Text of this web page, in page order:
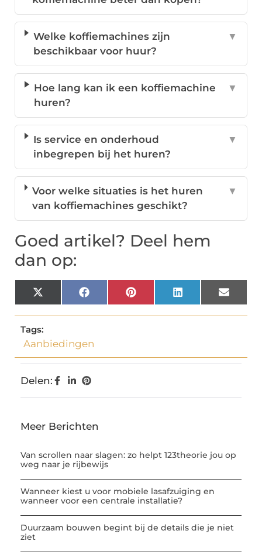
Welke koffiemachines zijn
beschikbaar voor huur?
▼
Hoe lang kan ik een koffiemachine
huren?
▼
Is service en onderhoud
inbegrepen bij het huren?
▼
Voor welke situaties is het huren
van koffiemachines geschikt?
▼
Goed artikel? Deel hem
dan op:
X
(Twitter)
FacebookPinterestLinkedInEmail
Tags:
Aanbiedingen
Delen:
Meer Berichten
Van scrollen naar slagen: zo helpt 123theorie jou op
weg naar je rijbewijs
Wanneer kiest u voor mobiele lasafzuiging en
wanneer voor een centrale installatie?
Duurzaam bouwen begint bij de details die je niet
ziet